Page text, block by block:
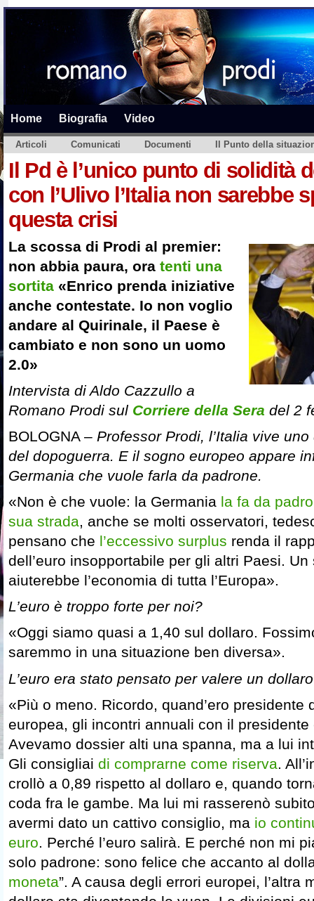
Home Biografia Video
Articoli Comunicati Documenti Il Punto della
Il Pd è l’unico punto di solidità
con l’Ulivo l’Italia non sarebbe
questa crisi
La scossa di Prodi al premier:
non abbia paura, ora tenti una
sortita «Enrico prenda iniziative
anche contestate. Io non voglio
andare al Quirinale, il Paese è
cambiato e non sono un uomo
2.0»
Intervista di Aldo Cazzullo a
Romano Prodi sul Corriere della Sera del 2
BOLOGNA – Professor Prodi, l’Italia vive
del dopoguerra. E il sogno europeo appare
Germania che vuole farla da padrone.
«Non è che vuole: la Germania la fa da
sua strada, anche se molti osservatori,
pensano che l’eccessivo surplus renda il
dell’euro insopportabile per gli altri Paesi.
aiuterebbe l’economia di tutta l’Europa».
L’euro è troppo forte per noi?
«Oggi siamo quasi a 1,40 sul dollaro.
saremmo in una situazione ben diversa».
L’euro era stato pensato per valere un
«Più o meno. Ricordo, quand’ero presidente
europea, gli incontri annuali con il
Avevamo dossier alti una spanna, ma a lui
Gli consigliai di comprarne come riserva.
crollò a 0,89 rispetto al dollaro e, quando
coda fra le gambe. Ma lui mi rasserenò
avermi dato un cattivo consiglio, ma io
euro. Perché l’euro salirà. E perché non mi
solo padrone: sono felice che accanto al
moneta”. A causa degli errori europei, l’altra